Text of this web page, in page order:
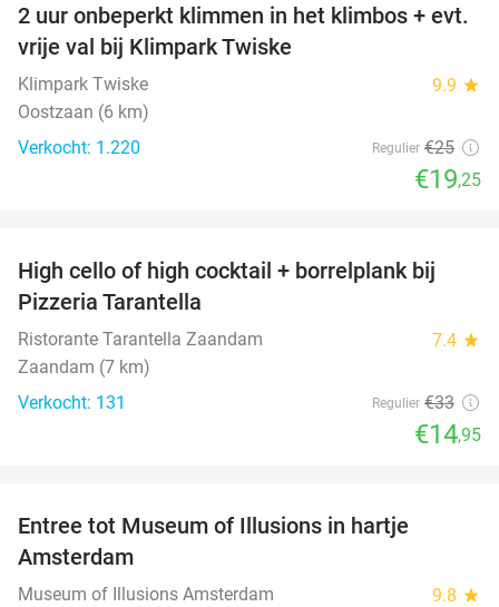
23%
2 uur onbeperkt klimmen in het klimbos + evt.
vrije val bij Klimpark Twiske
Klimpark Twiske 9.9 star
Oostzaan (6 km)
Verkocht: 1.220
Regulier €25
€19,25
55%
High cello of high cocktail + borrelplank bij
Pizzeria Tarantella
Ristorante Tarantella Zaandam 7.4 star
Zaandam (7 km)
Verkocht: 131
Regulier €33
€14,95
Entree tot Museum of Illusions in hartje
Amsterdam
Museum of Illusions Amsterdam 9.8 star